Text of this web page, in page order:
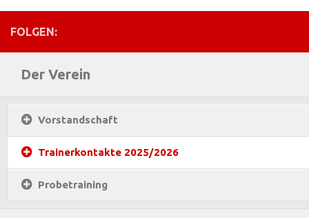
FOLGEN:
Der Verein
Vorstandschaft
Trainerkontakte 2025/2026
Probetraining